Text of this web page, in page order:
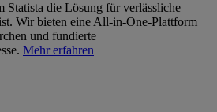
Statista die Lösung für verlässliche
Wir bieten eine All-in-One-Plattform
und fundierte
Mehr erfahren